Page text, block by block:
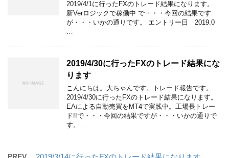
2019/4/1に行ったFXのトレード結果になります。
新Verロジックで稼働中 で・・・今回の結果です
が・・・いかの通りです。 エントリー日 2019.0
2019/4/30に行ったFXのトレード結果にな
ります
こんにちは。大ちゃんです。トレード報告です。
2019/4/30に行ったFXのトレード結果になります。
EAによる自動売買をMT4で実践中。工場長トレー
ド!!で・・・今回の結果ですが・・・いかの通りで
す。 …
PREV